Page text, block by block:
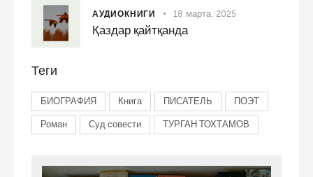
АУДИОКНИГИ 18 марта, 2025
Қаздар қайтқанда
Теги
БИОГРАФИЯ Книга ПИСАТЕЛЬ ПОЭТ
Роман Суд совести ТУРГАН ТОХТАМОВ